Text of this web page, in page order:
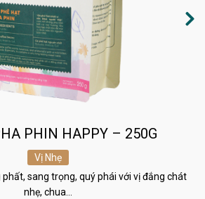
PHIN HAPPY – 250G
Vị Nhẹ
sang trọng, quý phái với vị đắng chát
nhẹ, chua…